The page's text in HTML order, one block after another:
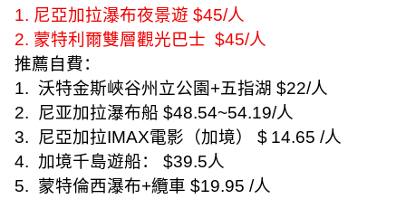
1. 尼亞加拉瀑布夜景遊 $45/人
2. 蒙特利爾雙層觀光巴士 $45/人
推薦自費：
1. 沃特金斯峽谷州立公園+五指湖 $22/人
2.
尼亚加拉瀑布船 $48.54~54.19/人
3.
尼亞加拉IMAX電影（加境） $ 14.65 /人
4. 加境千島遊船： $39.5人
5. 蒙特倫西瀑布+纜車 $19.95 /人